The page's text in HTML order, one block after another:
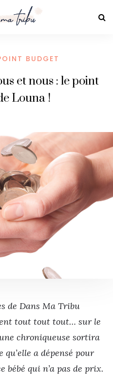
BUDGET
et nous : le point
Louna !
de Dans Ma Tribu
tout tout tout… sur le
chroniqueuse sortira
a dépensé pour
qui n’a pas de prix.